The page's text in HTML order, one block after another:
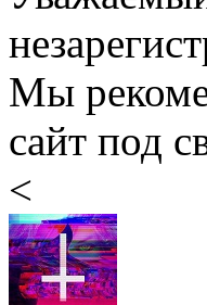
Мы
сайт под
<